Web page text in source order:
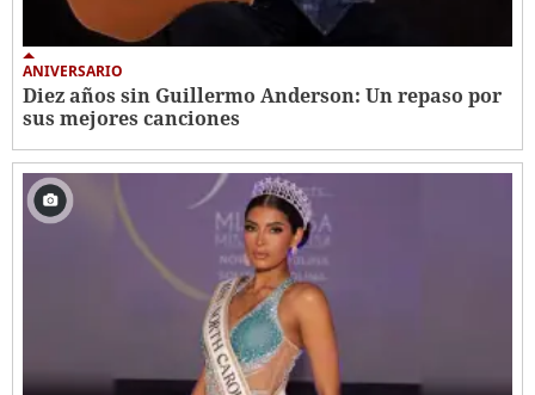
ANIVERSARIO
Diez años sin Guillermo Anderson: Un repaso por
sus mejores canciones